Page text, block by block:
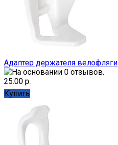
Адаптер держателя велофляги
25.00 р.
Купить